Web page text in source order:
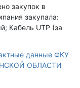
закупок в
закупала:
Кабель UTP (за
данные ФКУ
ОБЛАСТИ